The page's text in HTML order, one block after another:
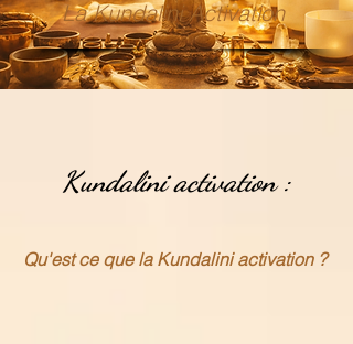
La Kundalini Activation
Kundalini activation :
Qu'est ce que la Kundalini activation ?